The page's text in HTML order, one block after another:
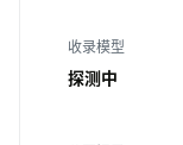
收录模型
探测中